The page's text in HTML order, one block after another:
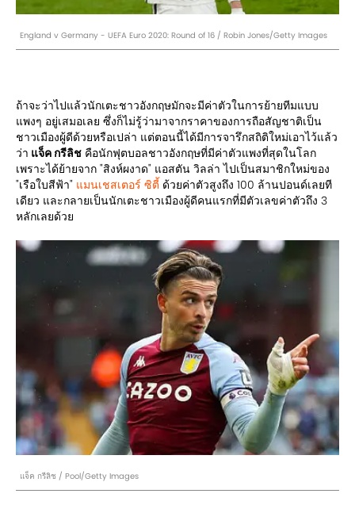
England v Germany - UEFA Euro 2020: Round of 16 / Robin Jones/Getty Images
ถ้าจะว่าไปแล้วนักเตะชาวอังกฤษมักจะมีค่าตัวในการย้ายทีมแบบ
แพงๆ อยู่เสมอเลย ซึ่งก็ไม่รู้ว่ามาจากราคาของการถือสัญชาติเป็น
ชาวเมืองผู้ดีด้วยหรือเปล่า แต่ตอนนี้ได้มีการจารึกสถิติใหม่เอาไว้แล้ว
ว่า แจ็ค กรีลิช คือนักฟุตบอลชาวอังกฤษที่มีค่าตัวแพงที่สุดในโลก
เพราะได้ย้ายจาก "สิงห์ผงาด" แอสตัน วิลล่า ไปเป็นสมาชิกใหม่ของ
"เรือใบสีฟ้า" แมนเชสเตอร์ ซิตี้ ด้วยค่าตัวสูงถึง 100 ล้านปอนด์เลยที
เดียว และกลายเป็นนักเตะชาวเมืองผู้ดีคนแรกที่มีตัวเลขค่าตัวถึง 3
หลักเลยด้วย
แจ็ค กรีลิช / Pool/Getty Images